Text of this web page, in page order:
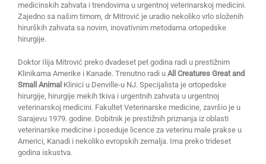
medicinskih zahvata i trendovima u urgentnoj veterinarskoj medicini.
Zajedno sa našim timom, dr Mitrović je uradio nekoliko vrlo složenih
hirurških zahvata sa novim, inovativnim metodama ortopedske
hirurgije.
Doktor Ilija Mitrović preko dvadeset pet godina radi u prestižnim
Klinikama Amerike i Kanade. Trenutno radi u All Creatures Great and
Small Animal Klinici u Denville-u NJ. Specijalista je ortopedske
hirurgije, hirurgije mekih tkiva i urgentnih zahvata u urgentnoj
veterinarskoj medicini. Fakultet Veterinarske medicine, završio je u
Sarajevu 1979. godine. Dobitnik je prestižnih priznanja iz oblasti
veterinarske medicine i poseduje licence za veterinu male prakse u
Americi, Kanadi i nekoliko evropskih zemalja. Ima preko trideset
godina iskustva.